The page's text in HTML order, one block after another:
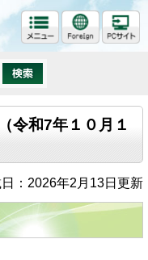
令和7年１０月１
：2026年2月13日更新